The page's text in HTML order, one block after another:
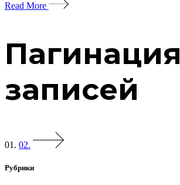
Read More
Пагинация
записей
01. 02.
Рубрики